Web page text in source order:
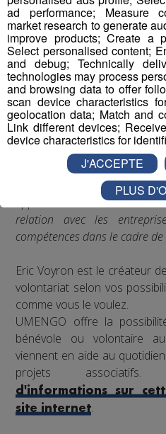
Eric Voyron,
plateforme Umengo
On a plusieurs moyens de
est mise à disposition du
puissent s'impliquer sur
application web et une
relation avec les
compétences dans le cadre de
Eric Voyron est le créateur
volontariat selon vos
comme vous le voulez.
UMENGO offre la
bénévole ou volontaire
viennent en aide au
projets
d'informations sur
site internet.
ad performance; Measure
market research to generate
improve products; Create a
Select personalised content;
and debug; Technically
technologies may process
and browsing data to offer
scan device characteristics
geolocation data; Match and
Link different devices;
device characteristics for
J'ACCEPTE
PLUS